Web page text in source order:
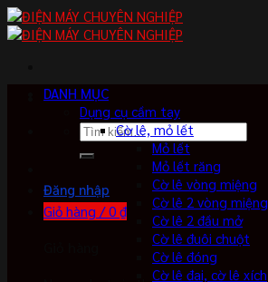
Skip
to
Tìm
kiếm:
Đăng nhập
Giỏ hàng /0 ₫
DANH MỤC
Dụng cụ cầm tay
Cờ lê, mỏ lết
Mỏ lết
Mỏ lết răng
Cờ lê vòng miệng
Cờ lê 2 vòng miệng
Cờ lê 2 đầu mở
Cờ lê đuôi chuột
Cờ lê đóng
Cờ lê đai, cờ lê xích